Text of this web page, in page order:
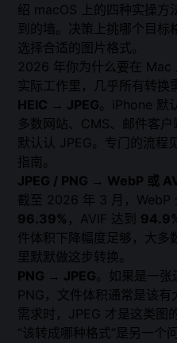
绍 macOS 上的四种实操
到的墙。决策上挑哪个目标
选择合适的图片格式。
2026 年你为什么要在 Mac
实际工作里，几乎所有转换
HEIC → JPEG。iPhone 默
多数网站、CMS、邮件客
默认认 JPEG。专门的流程
指南。
JPEG / PNG → WebP 或
截至 2026 年 3 月，WebP
96.39% ，AVIF 达到
件体积下降幅度足够，大多
里默默做这步转换。
PNG → JPEG。如果是一张
PNG，文件体积通常是该
需求时，JPEG 才是这类图
“该转成哪种格式”是另一个